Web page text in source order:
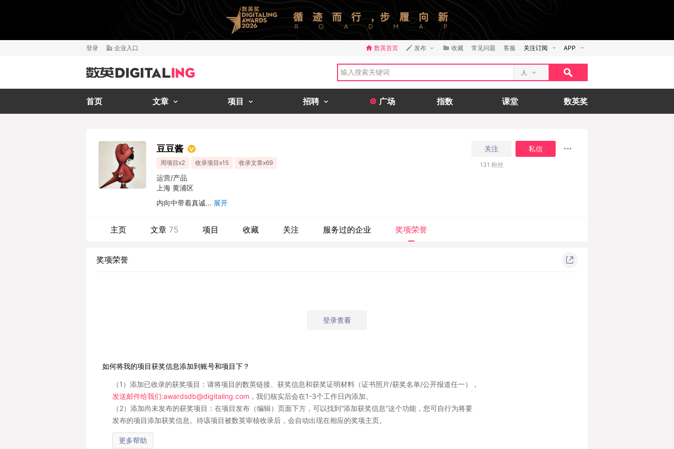
登录 企业入口 数英首页 发布 收藏 常见问题 客服 关注订阅 APP
人
首页 文章 项目 招聘 广场 指数 课堂 数英奖
豆豆酱
周项目x2 收录项目x15 收录文章x69
运营/产品
上海 黄浦区
关注 私信
131 粉丝
内向中带着真诚... 展开
主页 文章 75 项目 收藏 关注 服务过的企业 奖项荣誉
奖项荣誉
登录查看
如何将我的项目获奖信息添加到账号和项目下？
（1）添加已收录的获奖项目：请将项目的数英链接、获奖信息和获奖证明材料（证书照片/获奖名单/公开报道任一），
发送邮件给我们:awardsdb@digitaling.com ，我们核实后会在1-3个工作日内添加。
（2）添加尚未发布的获奖项目：在项目发布（编辑）页面下方，可以找到“添加获奖信息”这个功能，您可自行为将要
发布的项目添加获奖信息。待该项目被数英审核收录后，会自动出现在相应的奖项主页。
更多帮助